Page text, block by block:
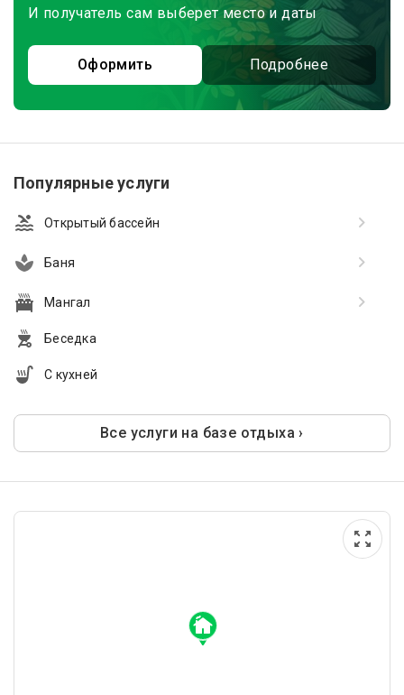
И получатель сам выберет место и даты
Оформить Подробнее
Популярные услуги
Открытый бассейн
Баня
Мангал
Беседка
С кухней
Все услуги на базе отдыха ›